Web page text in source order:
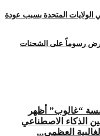
الولايات المتحدة بسبب عودة
رسوماً على الشحنات
“غالوب” أظهر
الذكاء الاصطناعي
العظمى...